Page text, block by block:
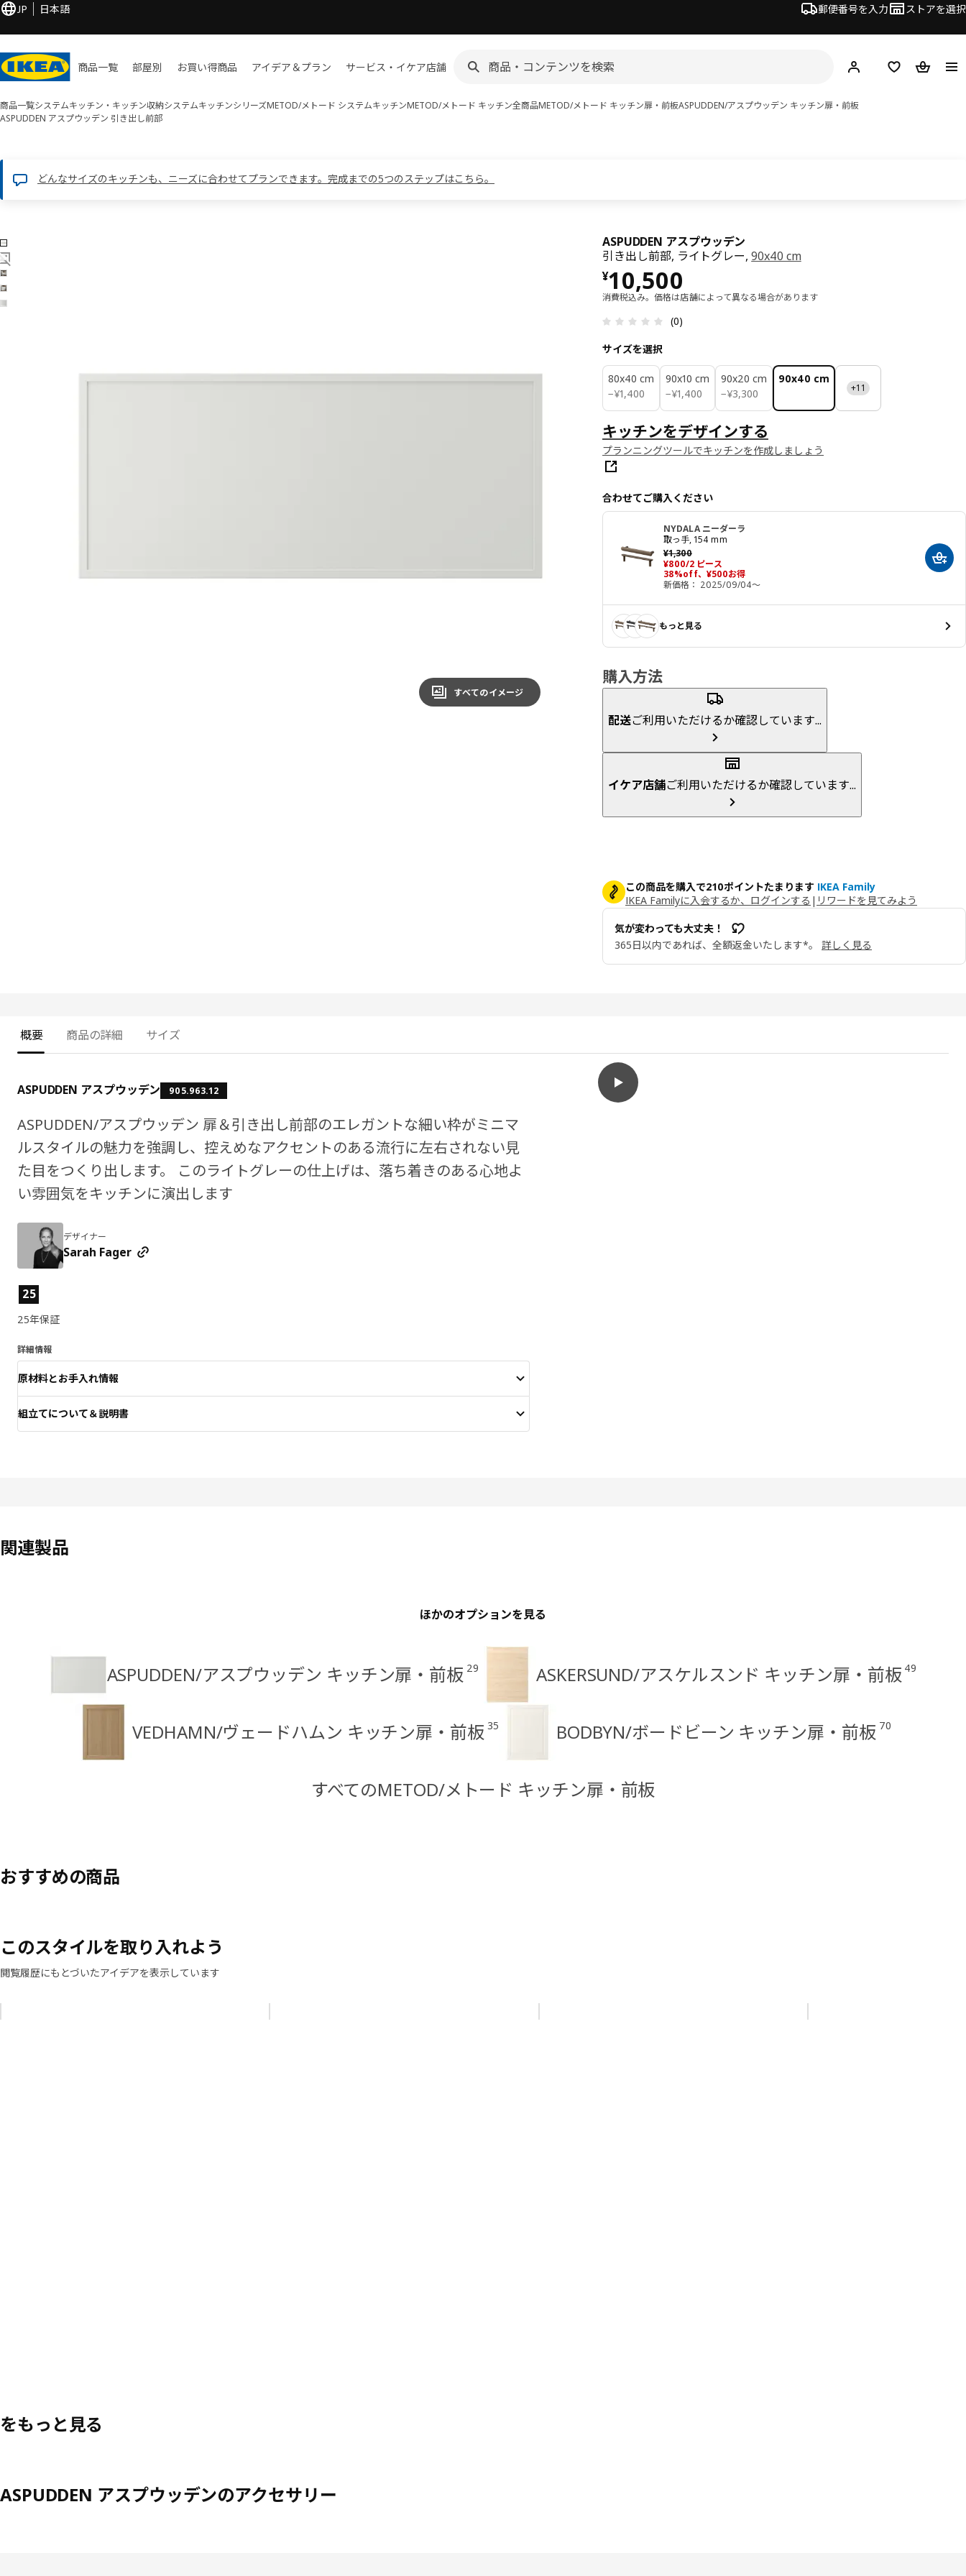
JP 日本語 郵便番号を入力 ストアを選択
商品一覧 部屋別 お買い​得商品 アイデア＆プラン サービス・イケア店舗 ログイン・新規入会
欲しいものリスト
カート
商品一覧システムキッチン・キッチン収納システムキッチンシリーズMETOD/メトード システムキッチンMETOD/メトード キッチン全商品METOD/メトード キッチン扉・前板ASPUDDEN/アスプウッデン キッチン扉・前板
ASPUDDEN アスプウッデン 引き出し前部
どんなサイズのキッチンも、ニーズに合わせてプランできます。完成までの5つのステップはこちら。
5 ASPUDDEN アスプウッデン画像
スキップ
すべてのイメージ
ASPUDDEN アスプウッデン
引き出し前部, ライトグレー,90x40 cm
¥10,500
価格 ¥ 10500
消費税込み。価格は店舗によって異なる場合があります
(0)
サイズを選択
80x40 cm
−¥1,400
¥ 1400
90x10 cm
−¥1,400
¥ 1400
90x20 cm
−¥3,300
¥ 3300
90x40 cm
+11
キッチンをデザインする
プランニングツールでキッチンを作成しましょう
合わせてご購入ください
NYDALA ニーダーラ
取っ手, 154 mm
¥1,300
以前の価格 ¥ 1300
¥800/2 ピース
価格 ¥ 800/2 ピース
38%off、¥500お得
新価格： 2025/09/04～
カー
もっと見る
購入方法
配送ご利用いただけるか確認しています...
イケア店舗ご利用いただけるか確認しています...
この商品を購入で210ポイントたまります IKEA Family
IKEA Familyに入会するか、ログインする | リワードを見てみよう
気が変わっても大丈夫！
365日以内であれば、全額返金いたします*。
詳しく見る
概要 商品の詳細 サイズ
ASPUDDEN アスプウッデン 905.963.12
ASPUDDEN/アスプウッデン 扉＆引き出し前部のエレガントな細い枠がミニマ
ルスタイルの魅力を強調し、控えめなアクセントのある流行に左右されない見
た目をつくり出します。 このライトグレーの仕上げは、落ち着きのある心地よ
い雰囲気をキッチンに演出します
デザイナー
Sarah Fager
製品の特徴
25
25年保証
詳細情報
原材料とお手入れ情報
組立てについて＆説明書
play
ASPUDDEN アスプウッデン 引き出し前部, ライトグレー, 90x40 cm
関連製品
ほかのオプションを見る
ASPUDDEN/アスプウッデン キッチン扉・前板 29 ASKERSUND/アスケルスンド キッチン扉・前板 49
VEDHAMN/ヴェードハムン キッチン扉・前板 35 BODBYN/ボードビーン キッチン扉・前板 70
すべてのMETOD/メトード キッチン扉・前板
おすすめの商品
このスタイルを取り入れよう
閲覧履歴にもとづいたアイデアを表示しています
をもっと見る
ASPUDDEN アスプウッデンのアクセサリー